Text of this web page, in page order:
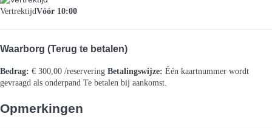
VertrektijdVóór 10:00
Waarborg (Terug te betalen)
Bedrag: € 300,00 /reservering Betalingswijze: Één kaartnummer wordt
gevraagd als onderpand Te betalen bij aankomst.
Opmerkingen